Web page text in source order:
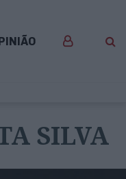
SILVA